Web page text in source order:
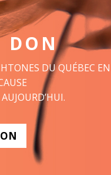
DON
DU QUÉBEC EN